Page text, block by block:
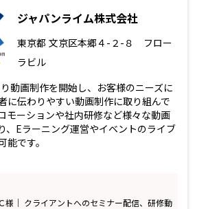
ジャパンライム株式会社
東京都 文京区本郷４-２-８ フロー
ラビル
動画制作を開始し、お客様のニーズに
に伝わりやすい動画制作に取り組んで
モーションや社内研修など様々な動画
、Eラーニング運営やイベントのライブ
能です。
様｜ クライアントへのセミナー配信、研修動